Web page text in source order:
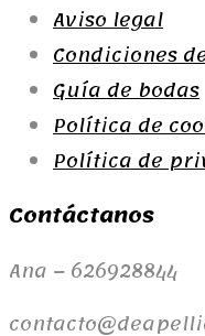
Aviso legal
Condiciones
Guía de bodas
Política de
Política de
Contáctanos
Ana – 626928844